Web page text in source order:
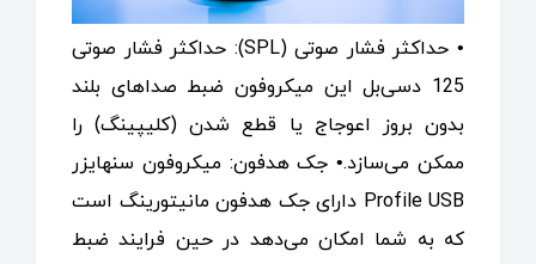
• حداکثر فشار صوتی (SPL): حداکثر فشار صوتی
125 دسی‌بل این میکروفون ضبط صداهای بلند
بدون بروز اعوجاج یا قطع شدن (کلیپینگ) را
ممکن می‌سازد.• جک هدفون: میکروفون سنهایزر
Profile USB دارای جک هدفون مانیتورینگ است
که به شما امکان می‌دهد در حین فرایند ضبط